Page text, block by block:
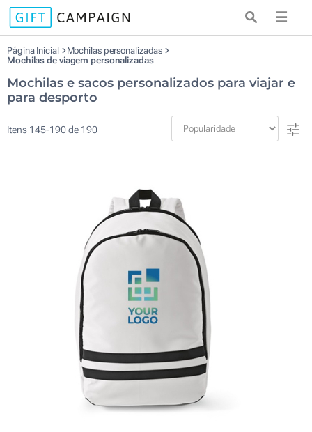
☰
Página Inicial
Mochilas personalizadas
Mochilas de viagem personalizadas
Mochilas e sacos personalizados para viajar e
para desporto
Itens 145-190de 190